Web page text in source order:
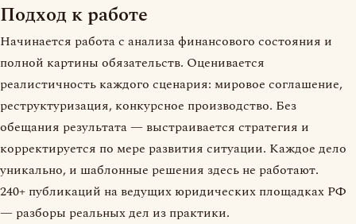
Подход к работе
Начинается работа с анализа финансового состояния и
полной картины обязательств. Оценивается
реалистичность каждого сценария: мировое соглашение,
реструктуризация, конкурсное производство. Без
обещания результата — выстраивается стратегия и
корректируется по мере развития ситуации. Каждое дело
уникально, и шаблонные решения здесь не работают.
240+ публикаций на ведущих юридических площадках РФ
— разборы реальных дел из практики.